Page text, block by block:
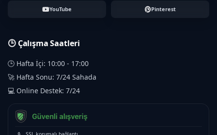
YouTube Pinterest
🕒 Çalışma Saatleri
🕒 Hafta İçi: 10:00 - 17:00
🚀 Hafta Sonu: 7/24 Sahada
💻 Online Destek: 7/24